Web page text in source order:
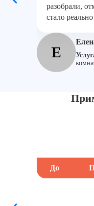
разобрали,
стало
Е
До